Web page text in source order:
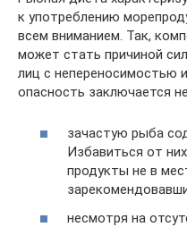
к употреблению
всем вниманием. Так,
может стать причиной
лиц с непереносимостью
опасность заключается
зачастую рыба
Избавиться от
продукты не в
несмотря на